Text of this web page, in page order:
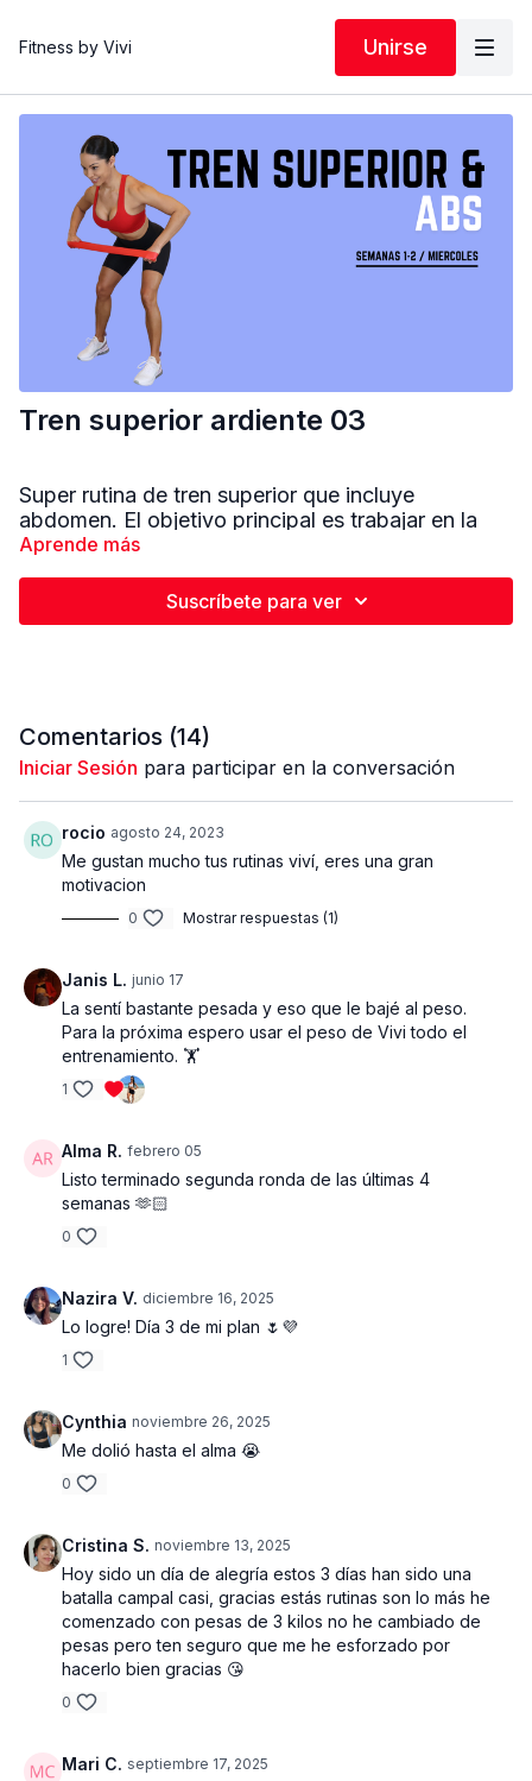
Fitness by Vivi Unirse
Tren superior ardiente 03
Super rutina de tren superior que incluye
abdomen. El objetivo principal es trabajar en la
tonificación, endurecimiento, y combatir flacidez
superseries enfocadas en el mismo grupo
muscular. Contamos con un total de 3 bloques
Trata de realizar la mayor cantidad de
repeticiones en 40 segundos. Ve a tu tiempo y
tu nivel.
PESO Y EQUIPOS UTILIZADOS
ESTRUCTURA DE LA RUTINA
Calentamiento general y específico aprox 6
minutos
Bloque 1 : Press de hombros con mancuernas|
Elevaciones de codos laterales | Remo alternado
a un brazo| Remos laterales inclinado| Press de
laterales| 3 series totales
Bloque 2 : Curl de biceps de martillo |
Combinación curl de bíceps a mitad - abro
Plancha para tríceps| Prensa de pecho | Push -
ups| 3 series totales
Bloque 3 : Remos alternos de brazos en posición
Plancha reversa para tríceps | Bicicletas rodilla a
codo contrario| Combinación plancha de codos a
plancha regular | Mountain climbers | 3 series
totales
Estiramiento final 4: 30 minutos.
Aprende más
Suscríbete para ver
Comentarios (14)
Iniciar Sesión para participar en la conversación
rocio agosto 24, 2023
Me gustan mucho tus rutinas viví, eres una gran
motivacion
0 Mostrar respuestas (1)
Janis L. junio 17
La sentí bastante pesada y eso que le bajé al peso.
Para la próxima espero usar el peso de Vivi todo el
entrenamiento. 🏋️
1
Alma R. febrero 05
Listo terminado segunda ronda de las últimas 4
semanas 🫶🏻
0
Nazira V. diciembre 16, 2025
Lo logre! Día 3 de mi plan 🌷💜
1
Cynthia noviembre 26, 2025
Me dolió hasta el alma 😭
0
Cristina S. noviembre 13, 2025
Hoy sido un día de alegría estos 3 días han sido una
batalla campal casi, gracias estás rutinas son lo más he
comenzado con pesas de 3 kilos no he cambiado de
pesas pero ten seguro que me he esforzado por
hacerlo bien gracias 😘
0
Mari C. septiembre 17, 2025